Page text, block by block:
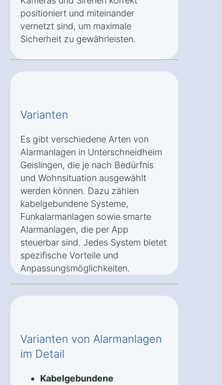
positioniert und miteinander
vernetzt sind, um maximale
Sicherheit zu gewährleisten.
Varianten
Es gibt verschiedene Arten von
Alarmanlagen in Unterschneidheim
Geislingen, die je nach Bedürfnis
und Wohnsituation ausgewählt
werden können. Dazu zählen
kabelgebundene Systeme,
Funkalarmanlagen sowie smarte
Alarmanlagen, die per App
steuerbar sind. Jedes System bietet
spezifische Vorteile und
Anpassungsmöglichkeiten.
Varianten von Alarmanlagen
im Detail
Kabelgebundene